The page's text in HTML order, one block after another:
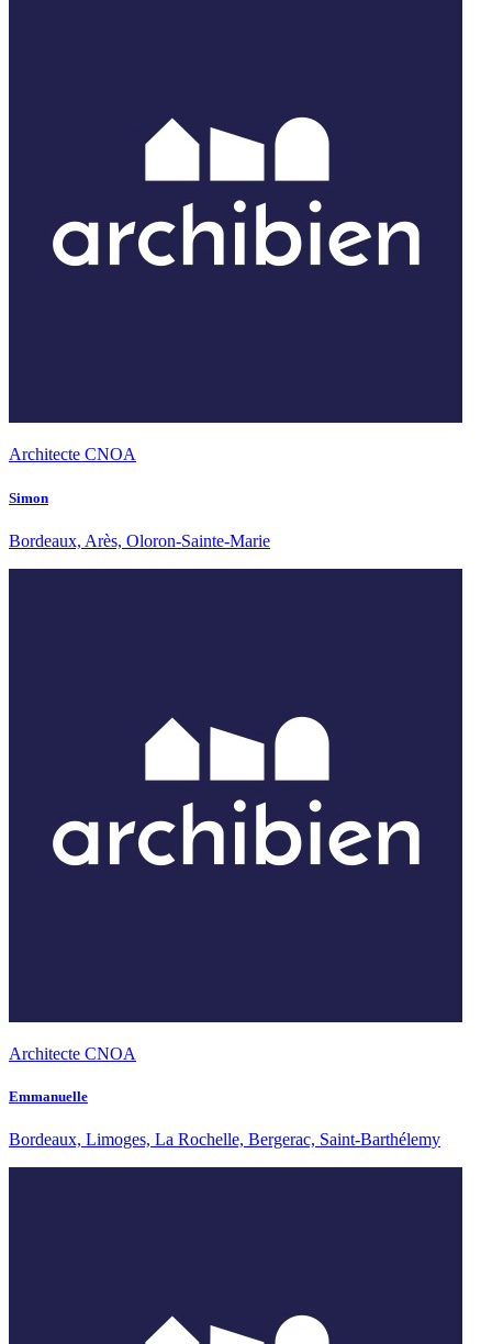
Architecte CNOA
Simon
Bordeaux, Arès, Oloron-Sainte-Marie
Architecte CNOA
Emmanuelle
Bordeaux, Limoges, La Rochelle, Bergerac, Saint-Barthélemy